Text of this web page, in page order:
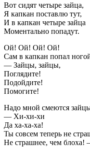
Вот сидят четыре зайца,
Я капкан поставлю тут,
И в капкан четыре зайца
Моментально попадут.
Ой! Ой! Ой! Ой!
Сам в капкан попал
— Зайцы, зайцы,
Поглядите!
Подойдите!
Помогите!
Надо мной смеются
— Хи-хи-хи
Да ха-ха-ха!
Ты совсем теперь не
Не страшнее, чем блоха!